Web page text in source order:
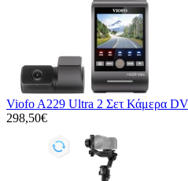
Viofo A229 Ultra 2 Σετ Κάμερα
298,50€